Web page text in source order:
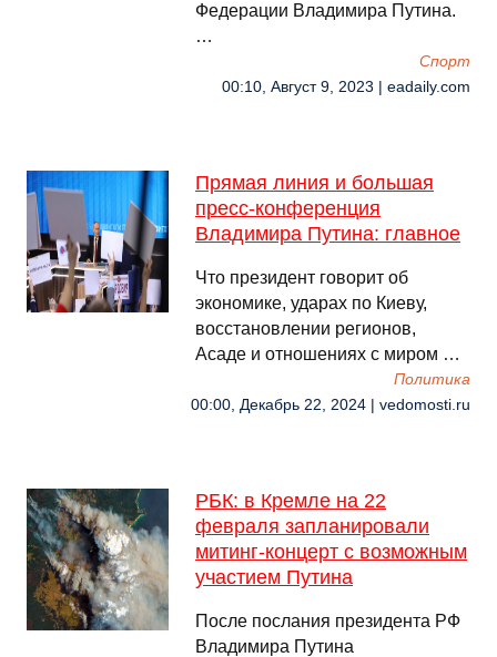
Федерации Владимира Путина.
…
Спорт
00:10, Август 9, 2023 | eadaily.com
Прямая линия и большая
пресс-конференция
Владимира Путина: главное
Что президент говорит об
экономике, ударах по Киеву,
восстановлении регионов,
Асаде и отношениях с миром …
Политика
00:00, Декабрь 22, 2024 | vedomosti.ru
РБК: в Кремле на 22
февраля запланировали
митинг-концерт с возможным
участием Путина
После послания президента РФ
Владимира Путина